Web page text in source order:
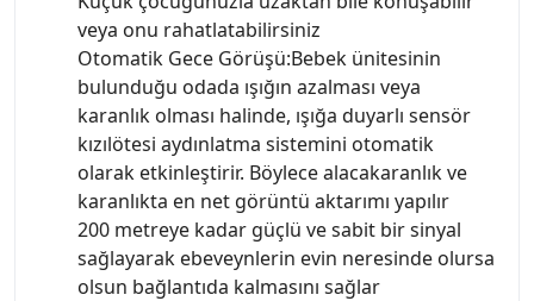
veya onu rahatlatabilirsiniz
Otomatik Gece Görüşü:Bebek ünitesinin
bulunduğu odada ışığın azalması veya
karanlık olması halinde, ışığa duyarlı sensör
kızılötesi aydınlatma sistemini otomatik
olarak etkinleştirir. Böylece alacakaranlık ve
karanlıkta en net görüntü aktarımı yapılır
200 metreye kadar güçlü ve sabit bir sinyal
sağlayarak ebeveynlerin evin neresinde olursa
olsun bağlantıda kalmasını sağlar